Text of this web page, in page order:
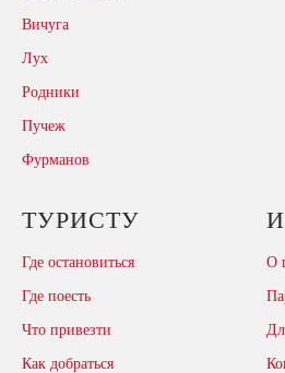
Вичуга
Лух
Родники
Пучеж
Фурманов
ТУРИСТУ
Где остановиться
Где поесть
Что привезти
Как добраться
О